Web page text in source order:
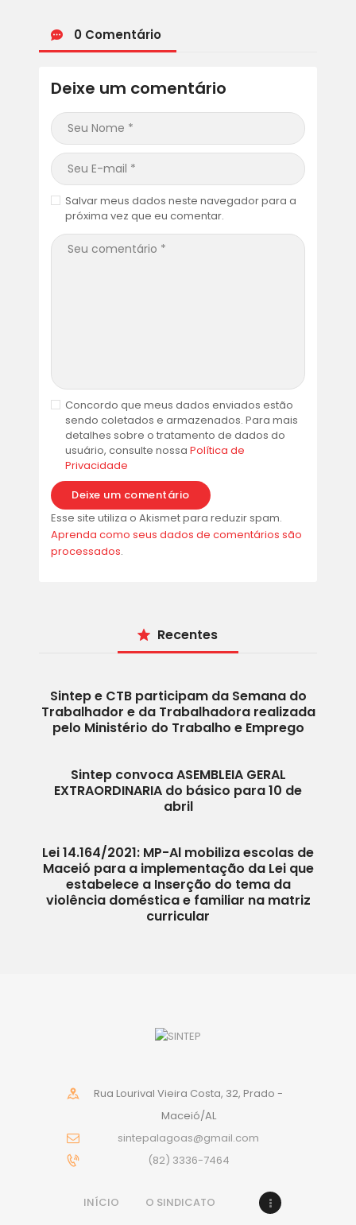
0 Comentário
Deixe um comentário
Salvar meus dados neste navegador para a
próxima vez que eu comentar.
Concordo que meus dados enviados estão
sendo coletados e armazenados. Para mais
detalhes sobre o tratamento de dados do
usuário, consulte nossaPolítica de
Privacidade
Esse site utiliza o Akismet para reduzir spam.
Aprenda como seus dados de comentários são
processados.
Recentes
Sintep e CTB participam da Semana do
Trabalhador e da Trabalhadora realizada
pelo Ministério do Trabalho e Emprego
Sintep convoca ASEMBLEIA GERAL
EXTRAORDINARIA do básico para 10 de
abril
Lei 14.164/2021: MP-Al mobiliza escolas de
Maceió para a implementação da Lei que
estabelece a Inserção do tema da
violência doméstica e familiar na matriz
curricular
Rua Lourival Vieira Costa, 32, Prado -
Maceió/AL
sintepalagoas@gmail.com
(82) 3336-7464
INÍCIO
O SINDICATO